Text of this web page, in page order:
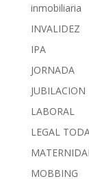
inmobiliaria
INVALIDEZ
IPA
JORNADA
JUBILACION
LABORAL
LEGAL
MOBBING